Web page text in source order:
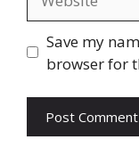
Save my
browser for